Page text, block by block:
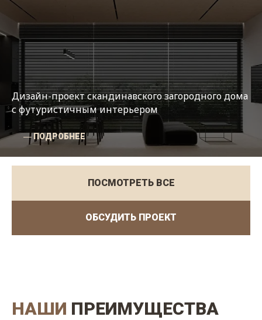
Дизайн-проект скандинавского загородного дома
с футуристичным интерьером
― ПОДРОБНЕЕ
ПОСМОТРЕТЬ ВСЕ
ОБСУДИТЬ ПРОЕКТ
НАШИ ПРЕИМУЩЕСТВА